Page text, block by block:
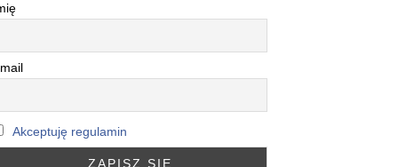
Akceptuję regulamin